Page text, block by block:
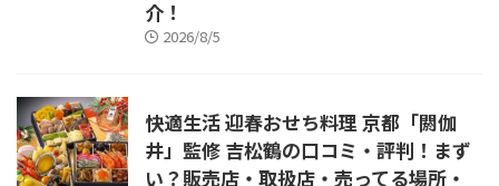
介！
2026/8/5
快適生活 迎春おせち料理 京都「閼伽
井」監修 吉松鶴の口コミ・評判！まず
い？販売店・取扱店・売ってる場所・